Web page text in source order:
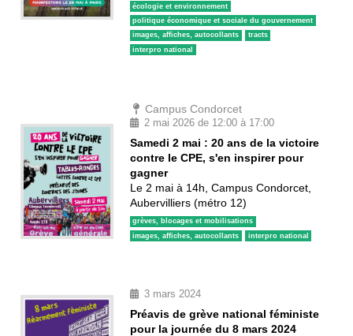
écologie et environnement
politique économique et sociale du gouvernement
images, affiches, autocollants
tracts
interpro national
Campus Condorcet
2 mai 2026 de 12:00 à 17:00
Samedi 2 mai : 20 ans de la victoire
contre le CPE, s'en inspirer pour
gagner
Le 2 mai à 14h, Campus Condorcet,
Aubervilliers (métro 12)
grèves, blocages et mobilisations
images, affiches, autocollants
interpro national
3 mars 2024
Préavis de grève national féministe
pour la journée du 8 mars 2024